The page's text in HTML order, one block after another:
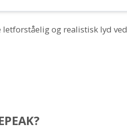
og realistisk lyd ved